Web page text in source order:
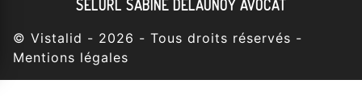
SELURL SABINE DELAUNOY AVOCAT
© Vistalid - 2026 - Tous droits réservés -
Mentions légales